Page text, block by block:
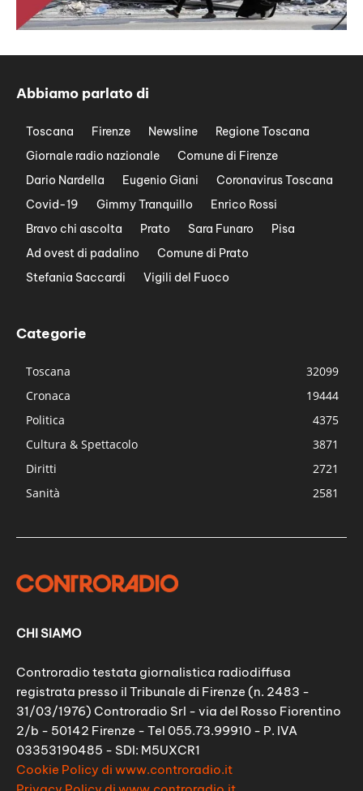
Abbiamo parlato di
Toscana Firenze Newsline
Regione Toscana
Giornale radio nazionale
Comune di Firenze
Dario Nardella
Eugenio Giani
Coronavirus Toscana
Covid-19
Gimmy Tranquillo
Enrico Rossi
Bravo chi ascolta
Prato Sara Funaro
Pisa
Ad ovest di padalino
Comune di Prato
Stefania Saccardi
Vigili del Fuoco
Categorie
Toscana
32099
Cronaca
19444
Politica
4375
Cultura & Spettacolo
3871
Diritti
2721
Sanità
2581
CHI SIAMO
Controradio testata giornalistica radiodiffusa
registrata presso il Tribunale di Firenze (n. 2483 -
31/03/1976) Controradio Srl - via del Rosso Fiorentino
2/b - 50142 Firenze - Tel 055.73.99910 - P. IVA
03353190485 - SDI: M5UXCR1
Cookie Policy di www.controradio.it